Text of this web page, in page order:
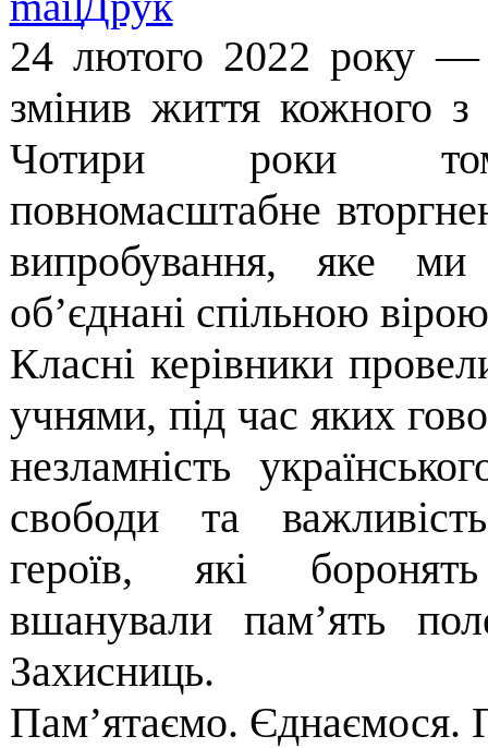
24 лютого 2022 року
змінив життя кожного з
Чотири роки
повномасштабне
випробування, яке
об’єднані спільною
Класні керівники
учнями, під час яких
незламність
свободи та
героїв, які
вшанували пам’ять
Захисниць.
Пам’ятаємо. Єднаємося.